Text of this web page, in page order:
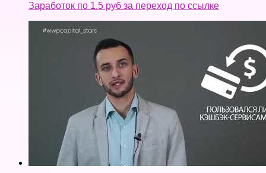
Заработок по 1.5 руб за переход по ссылке